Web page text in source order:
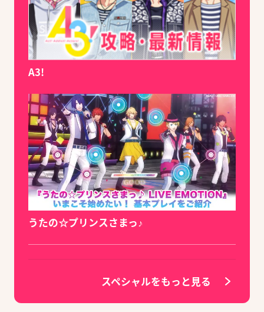
A3!
うたの☆プリンスさまっ♪
スペシャルをもっと見る